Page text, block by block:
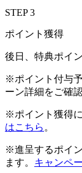
STEP 3
ポイント獲得
後日、特典ポイ
※ポイント付与
ーン詳細をご確
※ポイント獲得
はこちら 。
※進呈するポイ
ます。 キャンペ